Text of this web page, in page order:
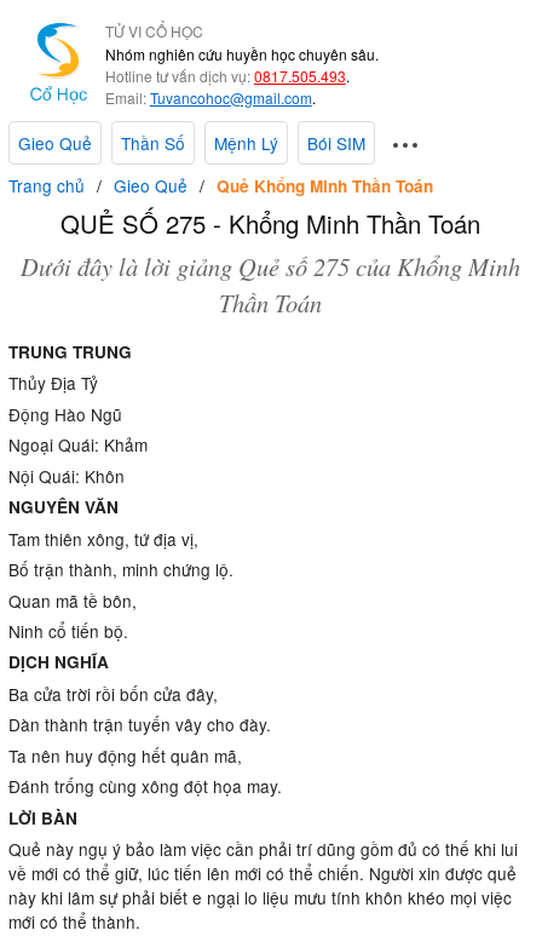
TỬ VI CỔ HỌC
Nhóm nghiên cứu huyền học chuyên sâu.
Hotline tư vấn dịch vụ:0817.505.493.
Email:Tuvancohoc@gmail.com.
Gieo Quẻ Thần Số Mệnh Lý
Bói SIM
Trang chủ
Gieo Quẻ Quẻ Khổng Minh Thần Toán
QUẺ SỐ 275 - Khổng Minh Thần Toán
Dưới đây là lời giảng Quẻ số 275 của Khổng Minh
Thần Toán
TRUNG TRUNG
Thủy Địa Tỷ
Động Hào Ngũ
Ngoại Quái: Khảm
Nội Quái: Khôn
NGUYÊN VĂN
Tam thiên xông, tứ địa vị,
Bố trận thành, minh chứng lộ.
Quan mã tề bôn,
Ninh cổ tiến bộ.
DỊCH NGHĨA
Ba cửa trời rồi bốn cửa đây,
Dàn thành trận tuyến vây cho đày.
Ta nên huy động hết quân mã,
Đánh trống cùng xông đột họa may.
LỜI BÀN
Quẻ này ngụ ý bảo làm việc cần phải trí dũng gồm đủ có thế khi lui
về mới có thể giữ, lúc tiến lên mới có thể chiến. Người xin được quẻ
này khi lâm sự phải biết e ngại lo liệu mưu tính khôn khéo mọi việc
mới có thể thành.